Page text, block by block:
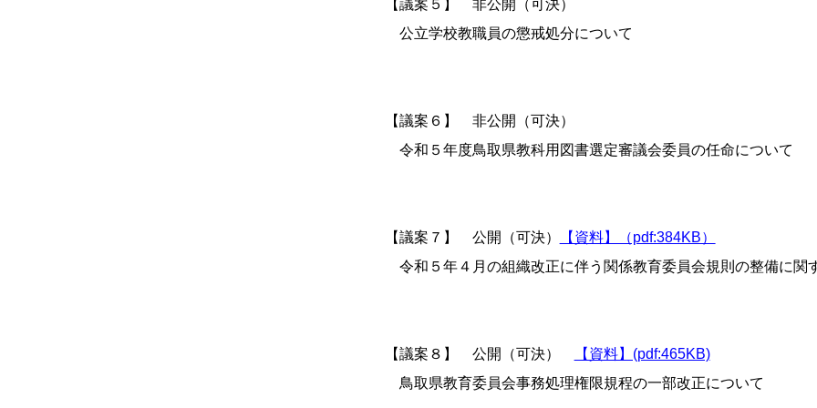
【議案５】 非公開（可決）
公立学校教職員の懲戒処分について
【議案６】 非公開（可決）
令和５年度鳥取県教科用図書選定審議会委員の任命について
【議案７】 公開（可決）
【資料】（pdf:384KB）
令和５年４月の組織改正に伴う関係教育委員会規則の整備に関
【議案８ 】 公開（可決）
【資料】(pdf:465KB)
鳥取県教育委員会事務処理権限規程の一部改正について